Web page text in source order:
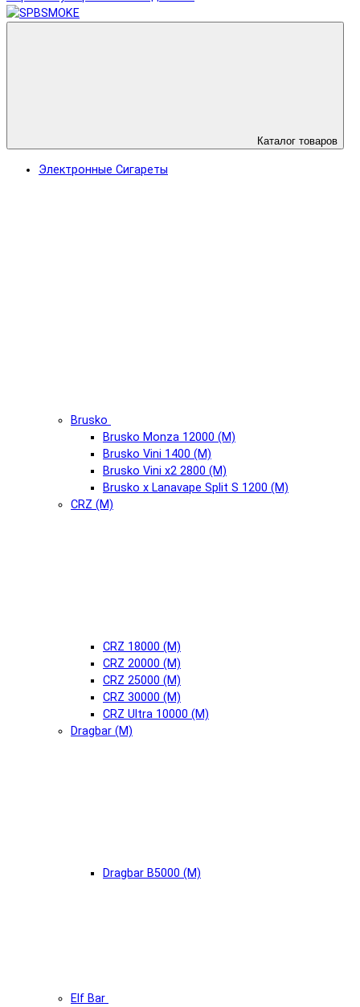
Каталог товаров
Электронные Сигареты
Brusko
Brusko Monza 12000 (М)
Brusko Vini 1400 (М)
Brusko Vini x2 2800 (М)
Brusko x Lanavape Split S 1200 (М)
CRZ (М)
CRZ 18000 (М)
CRZ 20000 (М)
CRZ 25000 (М)
CRZ 30000 (М)
CRZ Ultra 10000 (М)
Dragbar (М)
Dragbar B5000 (М)
Elf Bar